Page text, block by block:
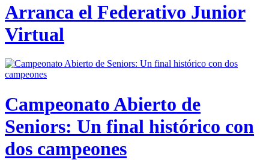
Arranca el Federativo Junior
Virtual
Campeonato Abierto de
Seniors: Un final histórico con
dos campeones